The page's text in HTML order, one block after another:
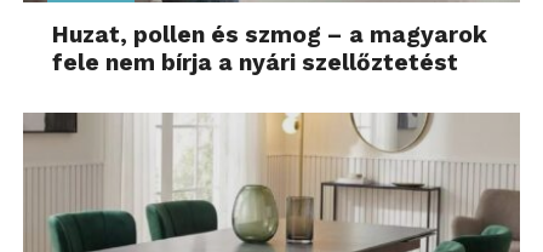
Huzat, pollen és szmog – a magyarok
fele nem bírja a nyári szellőztetést